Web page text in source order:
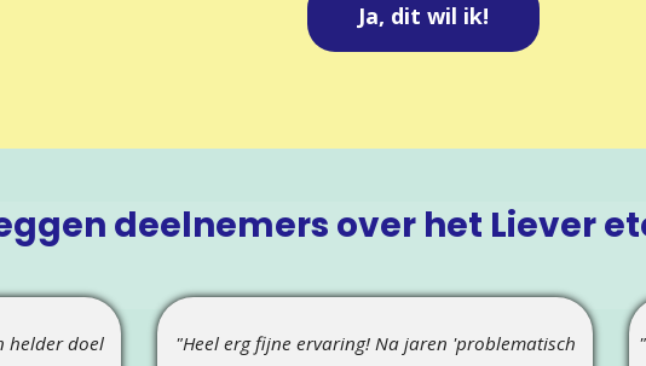
Ja, dit wil ik!
deelnemers over het Liever
helder doel
"Heel erg fijne ervaring! Na jaren 'problematisch